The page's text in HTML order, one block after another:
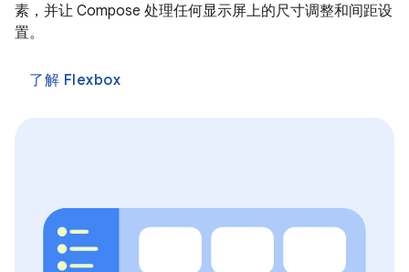
素，并让 Compose 处理任何显示屏上的尺寸调整和间距设
置。
了解 Flexbox